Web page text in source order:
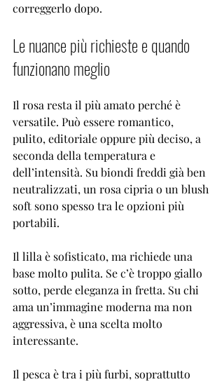
correggerlo dopo.
Le nuance più richieste e quando
funzionano meglio
Il rosa resta il più amato perché è
versatile. Può essere romantico,
pulito, editoriale oppure più deciso, a
seconda della temperatura e
dell’intensità. Su biondi freddi già ben
neutralizzati, un rosa cipria o un blush
soft sono spesso tra le opzioni più
portabili.
Il lilla è sofisticato, ma richiede una
base molto pulita. Se c’è troppo giallo
sotto, perde eleganza in fretta. Su chi
ama un’immagine moderna ma non
aggressiva, è una scelta molto
interessante.
Il pesca è tra i più furbi, soprattutto